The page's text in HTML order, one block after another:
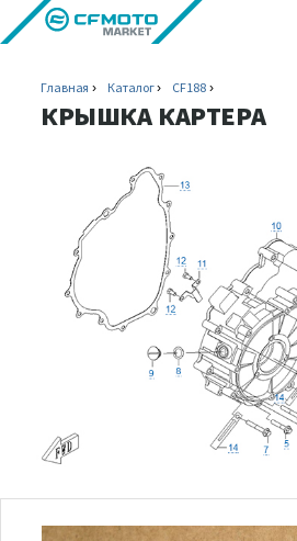
Главная Каталог CF188
КРЫШКА КАРТЕРА